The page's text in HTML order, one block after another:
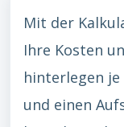
Mit der
Ihre Kosten
hinterlegen
und einen